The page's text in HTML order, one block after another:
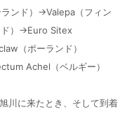
ンド）→Valepa（フィン
ド）→Euro Sitex
（ポーランド）
Achel（ベルギー）
川に来たとき、そして到着